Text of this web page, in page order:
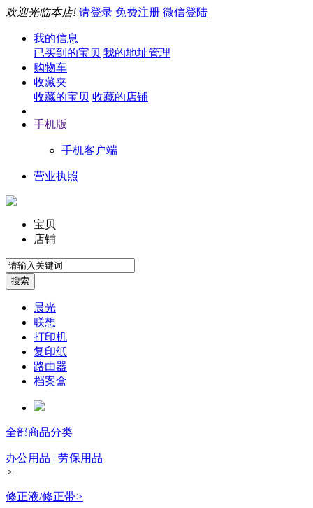
欢迎光临本店! 请登录 免费注册 微信登陆
我的信息
已买到的宝贝 我的地址管理
购物车
收藏夹
收藏的宝贝 收藏的店铺
手机版
手机客户端
营业执照
宝贝
店铺
晨光
联想
打印机
复印纸
路由器
档案盒
全部商品分类
办公用品 | 劳保用品
>
修正液/修正带>